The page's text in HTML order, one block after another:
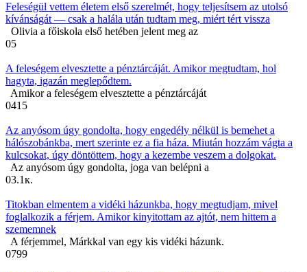
Feleségül vettem életem első szerelmét, hogy teljesítsem az utolsó
kívánságát — csak a halála után tudtam meg, miért tért vissza
Olivia a főiskola első hetében jelent meg az
05
A feleségem elvesztette a pénztárcáját. Amikor megtudtam, hol
hagyta, igazán meglepődtem.
Amikor a feleségem elvesztette a pénztárcáját
0415
Az anyósom úgy gondolta, hogy engedély nélkül is bemehet a
hálószobánkba, mert szerinte ez a fia háza. Miután hozzám vágta a
kulcsokat, úgy döntöttem, hogy a kezembe veszem a dolgokat.
Az anyósom úgy gondolta, joga van belépni a
03.1к.
Titokban elmentem a vidéki házunkba, hogy megtudjam, mivel
foglalkozik a férjem. Amikor kinyitottam az ajtót, nem hittem a
szememnek
A férjemmel, Márkkal van egy kis vidéki házunk.
0799